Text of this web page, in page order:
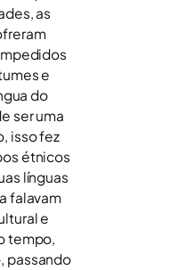
as
e
do
ser uma
isso fez
étnicos
línguas
falavam
e
tempo,
passando